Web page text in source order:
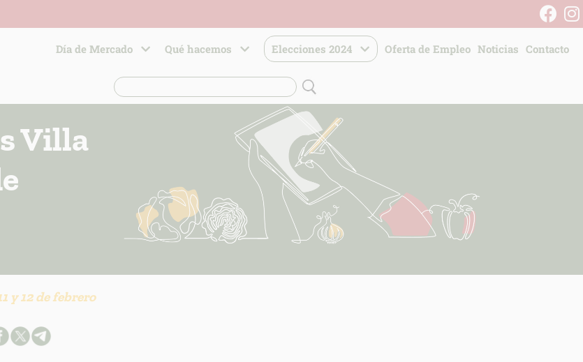
Día de Mercado Qué hacemos Elecciones 2024 Oferta de Empleo Noticias Contacto
Villa
y 12 de febrero